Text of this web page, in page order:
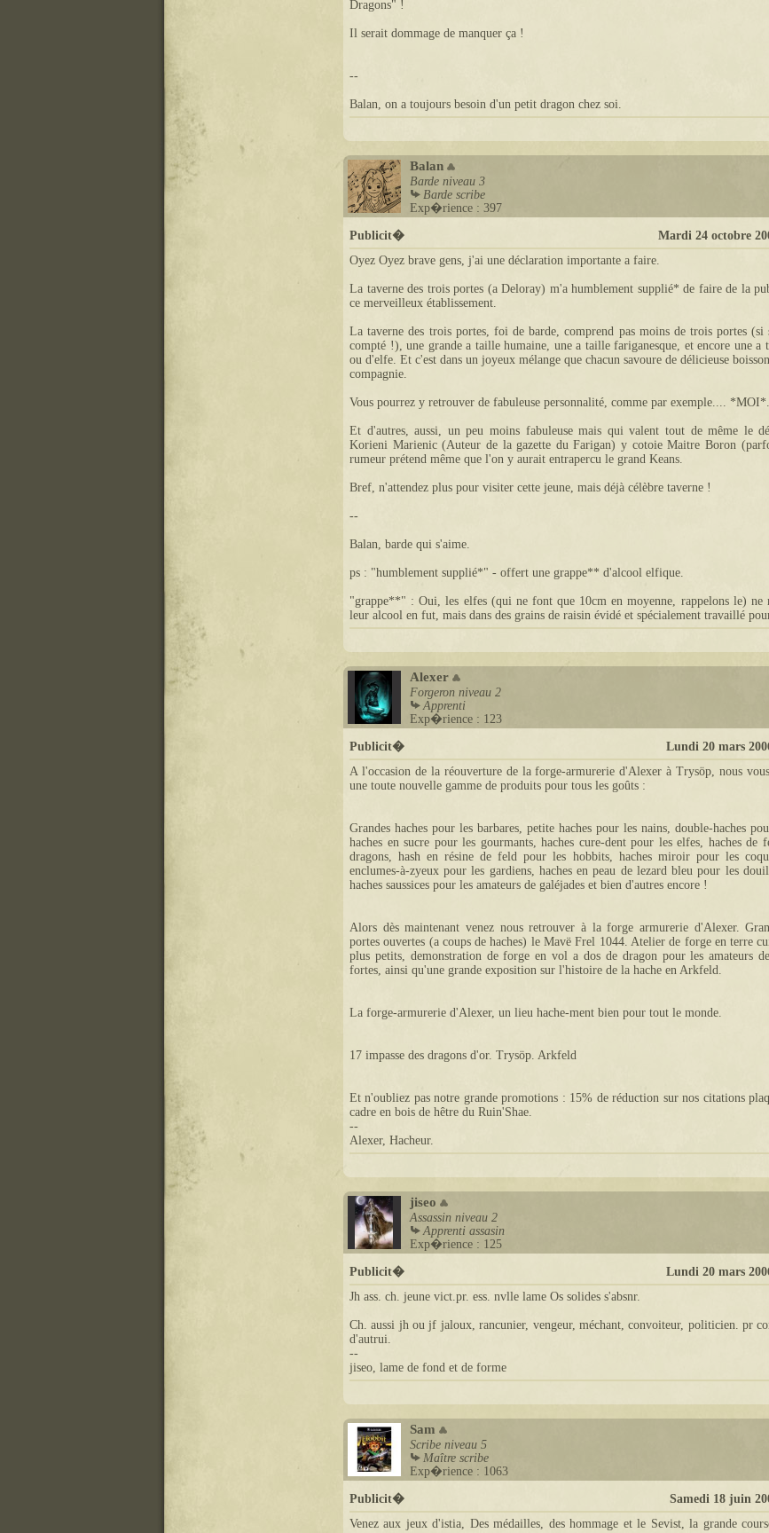
Dragons" !
Il serait dommage de manquer ça !
--
Balan, on a toujours besoin d'un petit dragon chez soi.
Balan
Barde niveau 3
Barde scribe
Exp�rience : 397
Publicit�
Mardi 24 octobre
Oyez Oyez brave gens, j'ai une déclaration importante a faire.
La taverne des trois portes (a Deloray) m'a humblement supplié* de faire de la
ce merveilleux établissement.
La taverne des trois portes, foi de barde, comprend pas moins de trois portes
compté !), une grande a taille humaine, une a taille fariganesque, et encore une a
ou d'elfe. Et c'est dans un joyeux mélange que chacun savoure de délicieuse
compagnie.
Vous pourrez y retrouver de fabuleuse personnalité, comme par exemple.... *MOI*.
Et d'autres, aussi, un peu moins fabuleuse mais qui valent tout de même le
Korieni Marienic (Auteur de la gazette du Farigan) y cotoie Maitre Boron
rumeur prétend même que l'on y aurait entrapercu le grand Keans.
Bref, n'attendez plus pour visiter cette jeune, mais déjà célèbre taverne !
--
Balan, barde qui s'aime.
ps : "humblement supplié*" - offert une grappe** d'alcool elfique.
"grappe**" : Oui, les elfes (qui ne font que 10cm en moyenne, rappelons le) ne
leur alcool en fut, mais dans des grains de raisin évidé et spécialement travaillé
Alexer
Forgeron niveau 2
Apprenti
Exp�rience : 123
Publicit�
Lundi 20 mars
A l'occasion de la réouverture de la forge-armurerie d'Alexer à Trysöp, nous
une toute nouvelle gamme de produits pour tous les goûts :
Grandes haches pour les barbares, petite haches pour les nains, double-haches
haches en sucre pour les gourmants, haches cure-dent pour les elfes, haches de
dragons, hash en résine de feld pour les hobbits, haches miroir pour les
enclumes-à-zyeux pour les gardiens, haches en peau de lezard bleu pour les
haches saussices pour les amateurs de galéjades et bien d'autres encore !
Alors dès maintenant venez nous retrouver à la forge armurerie d'Alexer.
portes ouvertes (a coups de haches) le Mavë Frel 1044. Atelier de forge en terre
plus petits, demonstration de forge en vol a dos de dragon pour les amateurs de
fortes, ainsi qu'une grande exposition sur l'histoire de la hache en Arkfeld.
La forge-armurerie d'Alexer, un lieu hache-ment bien pour tout le monde.
17 impasse des dragons d'or. Trysöp. Arkfeld
Et n'oubliez pas notre grande promotions : 15% de réduction sur nos citations
cadre en bois de hêtre du Ruin'Shae.
--
Alexer, Hacheur.
jiseo
Assassin niveau 2
Apprenti assasin
Exp�rience : 125
Publicit�
Lundi 20 mars
Jh ass. ch. jeune vict.pr. ess. nvlle lame Os solides s'absnr.
Ch. aussi jh ou jf jaloux, rancunier, vengeur, méchant, convoiteur, politicien. pr
d'autrui.
--
jiseo, lame de fond et de forme
Sam
Scribe niveau 5
Maître scribe
Exp�rience : 1063
Publicit�
Samedi 18 juin
Venez aux jeux d'istia, Des médailles, des hommage et le Sevist, la grande